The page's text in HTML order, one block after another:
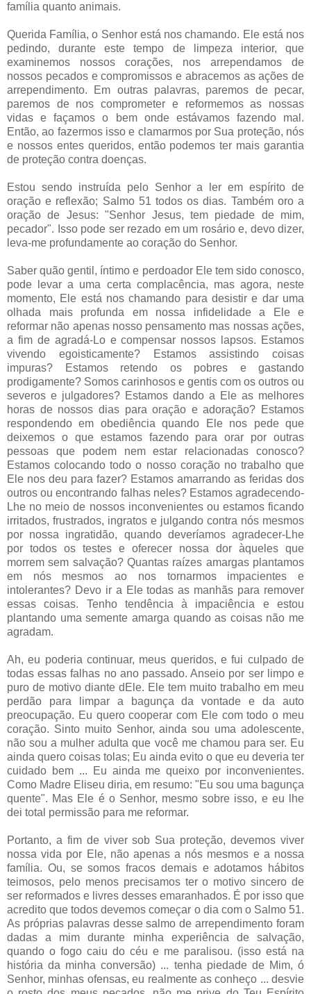
família quanto animais.
Querida Família, o Senhor está nos chamando. Ele está nos
pedindo, durante este tempo de limpeza interior, que
examinemos nossos corações, nos arrependamos de
nossos pecados e compromissos e abracemos as ações de
arrependimento. Em outras palavras, paremos de pecar,
paremos de nos comprometer e reformemos as nossas
vidas e façamos o bem onde estávamos fazendo mal.
Então, ao fazermos isso e clamarmos por Sua proteção, nós
e nossos entes queridos, então podemos ter mais garantia
de proteção contra doenças.
Estou sendo instruída pelo Senhor a ler em espírito de
oração e reflexão; Salmo 51 todos os dias. Também oro a
oração de Jesus: "Senhor Jesus, tem piedade de mim,
pecador". Isso pode ser rezado em um rosário e, devo dizer,
leva-me profundamente ao coração do Senhor.
Saber quão gentil, íntimo e perdoador Ele tem sido conosco,
pode levar a uma certa complacência, mas agora, neste
momento, Ele está nos chamando para desistir e dar uma
olhada mais profunda em nossa infidelidade a Ele e
reformar não apenas nosso pensamento mas nossas ações,
a fim de agradá-Lo e compensar nossos lapsos. Estamos
vivendo egoisticamente? Estamos assistindo coisas
impuras? Estamos retendo os pobres e gastando
prodigamente? Somos carinhosos e gentis com os outros ou
severos e julgadores? Estamos dando a Ele as melhores
horas de nossos dias para oração e adoração? Estamos
respondendo em obediência quando Ele nos pede que
deixemos o que estamos fazendo para orar por outras
pessoas que podem nem estar relacionadas conosco?
Estamos colocando todo o nosso coração no trabalho que
Ele nos deu para fazer? Estamos amarrando as feridas dos
outros ou encontrando falhas neles? Estamos agradecendo-
Lhe no meio de nossos inconvenientes ou estamos ficando
irritados, frustrados, ingratos e julgando contra nós mesmos
por nossa ingratidão, quando deveríamos agradecer-Lhe
por todos os testes e oferecer nossa dor àqueles que
morrem sem salvação? Quantas raízes amargas plantamos
em nós mesmos ao nos tornarmos impacientes e
intolerantes? Devo ir a Ele todas as manhãs para remover
essas coisas. Tenho tendência à impaciência e estou
plantando uma semente amarga quando as coisas não me
agradam.
Ah, eu poderia continuar, meus queridos, e fui culpado de
todas essas falhas no ano passado. Anseio por ser limpo e
puro de motivo diante dEle. Ele tem muito trabalho em meu
perdão para limpar a bagunça da vontade e da auto
preocupação. Eu quero cooperar com Ele com todo o meu
coração. Sinto muito Senhor, ainda sou uma adolescente,
não sou a mulher adulta que você me chamou para ser. Eu
ainda quero coisas tolas; Eu ainda evito o que eu deveria ter
cuidado bem ... Eu ainda me queixo por inconvenientes.
Como Madre Eliseu diria, em resumo: "Eu sou uma bagunça
quente". Mas Ele é o Senhor, mesmo sobre isso, e eu lhe
dei total permissão para me reformar.
Portanto, a fim de viver sob Sua proteção, devemos viver
nossa vida por Ele, não apenas a nós mesmos e a nossa
família. Ou, se somos fracos demais e adotamos hábitos
teimosos, pelo menos precisamos ter o motivo sincero de
ser reformados e livres desses emaranhados. É por isso que
acredito que todos devemos começar o dia com o Salmo 51.
As próprias palavras desse salmo de arrependimento foram
dadas a mim durante minha experiência de salvação,
quando o fogo caiu do céu e me paralisou. (isso está na
história da minha conversão) ... tenha piedade de Mim, ó
Senhor, minhas ofensas, eu realmente as conheço ... desvie